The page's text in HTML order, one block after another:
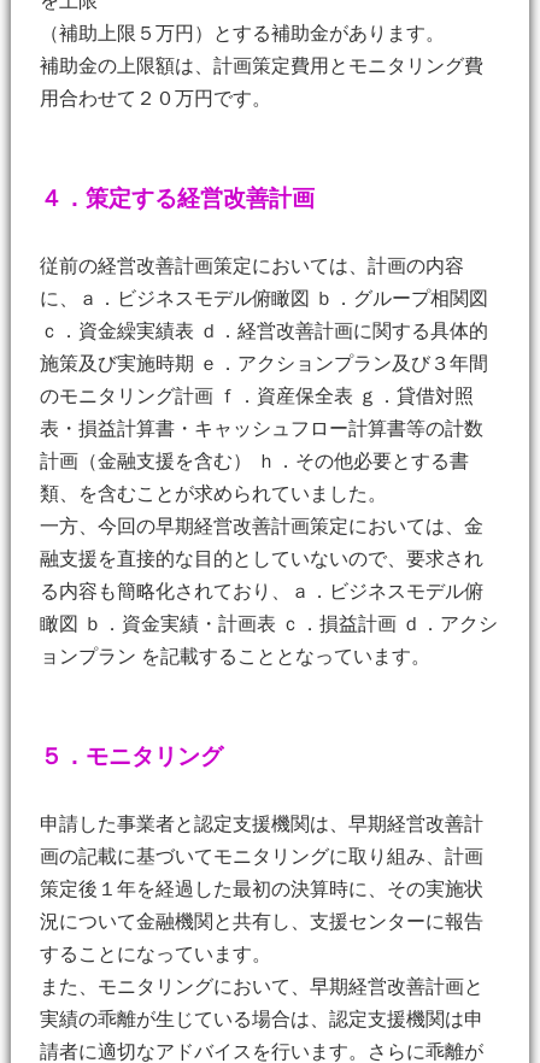
（補助上限５万円）とする補助金があります。
補助金の上限額は、計画策定費用とモニタリング費
用合わせて２０万円です。
４．策定する経営改善計画
従前の経営改善計画策定においては、計画の内容
に、ａ．ビジネスモデル俯瞰図 ｂ．グループ相関図
ｃ．資金繰実績表 ｄ．経営改善計画に関する具体的
施策及び実施時期 ｅ．アクションプラン及び３年間
のモニタリング計画 ｆ．資産保全表 ｇ．貸借対照
表・損益計算書・キャッシュフロー計算書等の計数
計画（金融支援を含む） ｈ．その他必要とする書
類、を含むことが求められていました。
一方、今回の早期経営改善計画策定においては、金
融支援を直接的な目的としていないので、要求され
る内容も簡略化されており、ａ．ビジネスモデル俯
瞰図 ｂ．資金実績・計画表 ｃ．損益計画 ｄ．アクシ
ョンプラン を記載することとなっています。
５．モニタリング
申請した事業者と認定支援機関は、早期経営改善計
画の記載に基づいてモニタリングに取り組み、計画
策定後１年を経過した最初の決算時に、その実施状
況について金融機関と共有し、支援センターに報告
することになっています。
また、モニタリングにおいて、早期経営改善計画と
実績の乖離が生じている場合は、認定支援機関は申
請者に適切なアドバイスを行います。さらに乖離が